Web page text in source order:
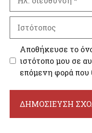
διεύθυνση
Αποθήκευσε το
ιστότοπο μου σε
επόμενη φορά που